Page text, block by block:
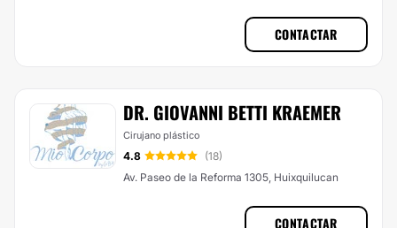
CONTACTAR
DR. GIOVANNI BETTI KRAEMER
Cirujano plástico
4.8
(18)
Av. Paseo de la Reforma 1305, Huixquilucan
CONTACTAR